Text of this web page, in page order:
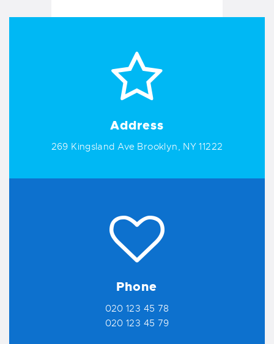
Address
269 Kingsland Ave Brooklyn, NY 11222
Phone
020 123 45 78
020 123 45 79